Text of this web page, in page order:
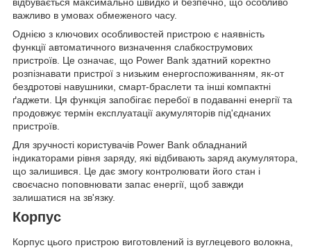
важливо в умовах обмеженого часу.
Однією з ключових особливостей пристрою є наявність
функції автоматичного визначення слабкострумових
пристроїв. Це означає, що Power Bank здатний коректно
розпізнавати пристрої з низьким енергоспоживанням, як-от
бездротові навушники, смарт-браслети та інші компактні
ґаджети. Ця функція запобігає перебої в подаванні енергії та
продовжує термін експлуатації акумуляторів під'єднаних
пристроїв.
Для зручності користувачів Power Bank обладнаний
індикаторами рівня заряду, які відбивають заряд акумулятора,
що залишився. Це дає змогу контролювати його стан і
своєчасно поповнювати запас енергії, щоб завжди
залишатися на зв'язку.
Корпус
Корпус цього пристрою виготовлений із вуглецевого волокна,